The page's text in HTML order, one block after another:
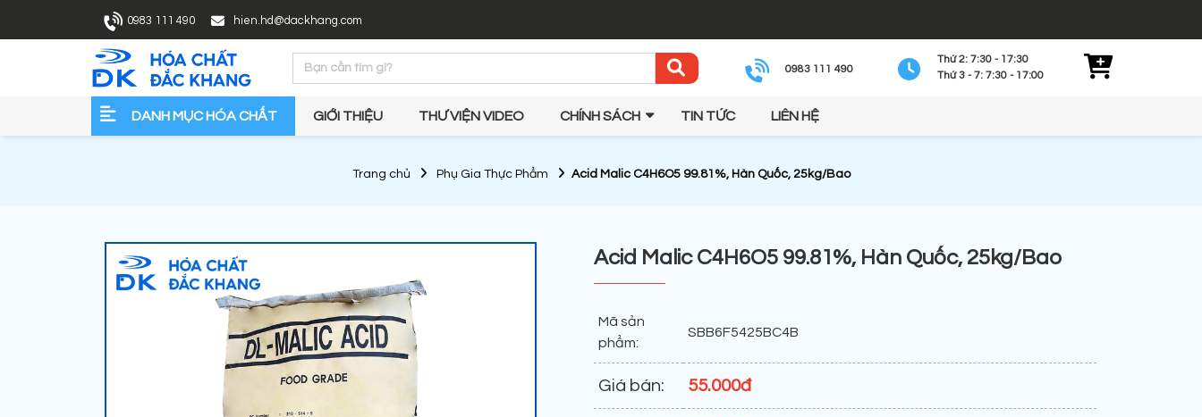
0983 111 490 hien.hd@dackhang.com
0983 111 490
Thứ 2: 7:30 - 17:30
Thứ 3 - 7: 7:30 - 17:00
DANH MỤC HÓA CHẤT GIỚI THIỆU THƯ VIỆN VIDEO CHÍNH SÁCH TIN TỨC LIÊN HỆ
Trang chủ Phụ Gia Thực Phẩm Acid Malic C4H6O5 99.81%, Hàn Quốc, 25kg/Bao
Acid Malic C4H6O5 99.81%, Hàn Quốc, 25kg/Bao
Mã sản
phẩm:
SBB6F5425BC4B
Giá bán: 55.000đ